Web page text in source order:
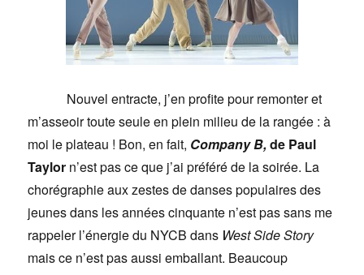
Nouvel entracte, j’en profite pour remonter et
m’asseoir toute seule en plein milieu de la rangée : à
moi le plateau ! Bon, en fait, Company B,de Paul
Taylor n’est pas ce que j’ai préféré de la soirée. La
chorégraphie aux zestes de danses populaires des
jeunes dans les années cinquante n’est pas sans me
rappeler l’énergie du NYCB dans West Side Story
mais ce n’est pas aussi emballant. Beaucoup